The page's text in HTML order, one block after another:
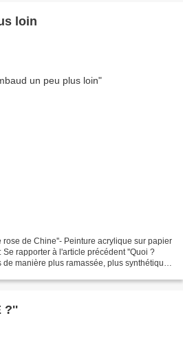
loin
de Chine''- Peinture acrylique sur papier
rapporter à l'article précédent ''Quoi ?
de manière plus ramassée, plus synthétique
?''